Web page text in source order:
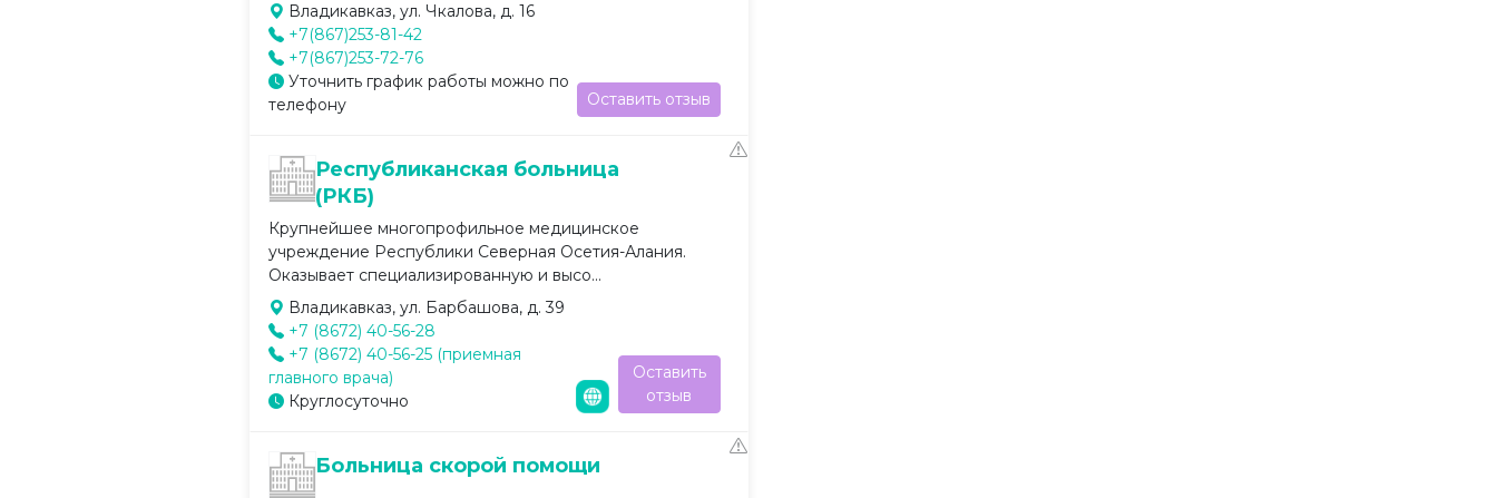
Владикавказ, ул. Чкалова, д. 16
+7(867)253-81-42
+7(867)253-72-76
Уточнить график работы можно по
телефону
Оставить отзыв
Республиканская больница
(РКБ)
Крупнейшее многопрофильное медицинское
учреждение Республики Северная Осетия-Алания.
Оказывает специализированную и высо...
Владикавказ, ул. Барбашова, д. 39
+7 (8672) 40-56-28
+7 (8672) 40-56-25 (приемная
главного врача)
Круглосуточно
Оставить
отзыв
Больница скорой помощи